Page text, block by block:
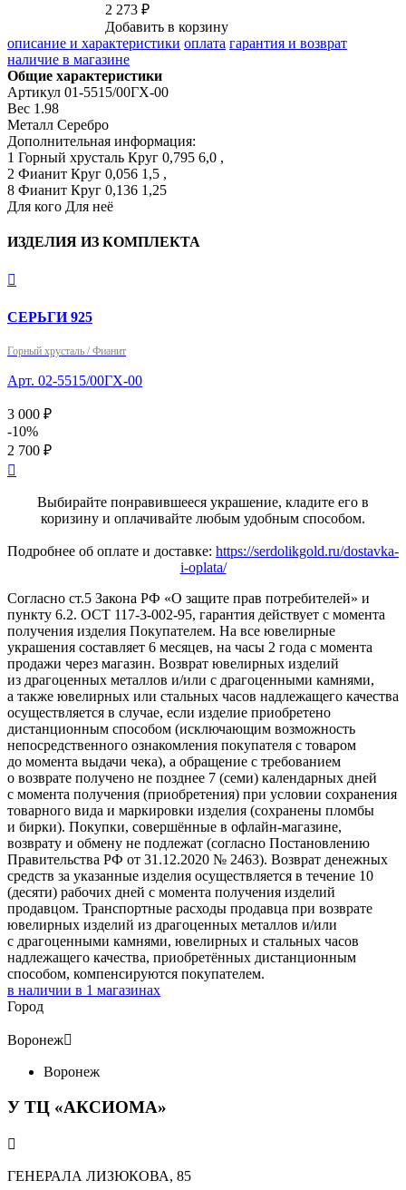
2 273 ₽
Добавить в корзину
описание и характеристики оплата гарантия и возврат
наличие в магазине
Общие характеристики
Артикул 01-5515/00ГХ-00
Вес 1.98
Металл Серебро
Дополнительная информация:
1 Горный хрусталь Круг 0,795 6,0 ,
2 Фианит Круг 0,056 1,5 ,
8 Фианит Круг 0,136 1,25
Для кого Для неё
ИЗДЕЛИЯ ИЗ КОМПЛЕКТА

СЕРЬГИ 925
Горный хрусталь / Фианит
Арт. 02-5515/00ГХ-00
3 000 ₽
-10%
2 700 ₽

Выбирайте понравившееся украшение, кладите его в
коризину и оплачивайте любым удобным способом.
Подробнее об оплате и доставке: https://serdolikgold.ru/dostavka-
i-oplata/
Согласно ст.5 Закона РФ «О защите прав потребителей» и
пункту 6.2. ОСТ 117-3-002-95, гарантия действует с момента
получения изделия Покупателем. На все ювелирные
украшения составляет 6 месяцев, на часы 2 года с момента
продажи через магазин. Возврат ювелирных изделий
из драгоценных металлов и/или с драгоценными камнями,
а также ювелирных или стальных часов надлежащего качества
осуществляется в случае, если изделие приобретено
дистанционным способом (исключающим возможность
непосредственного ознакомления покупателя с товаром
до момента выдачи чека), а обращение с требованием
о возврате получено не позднее 7 (семи) календарных дней
с момента получения (приобретения) при условии сохранения
товарного вида и маркировки изделия (сохранены пломбы
и бирки). Покупки, совершённые в офлайн-магазине,
возврату и обмену не подлежат (согласно Постановлению
Правительства РФ от 31.12.2020 № 2463). Возврат денежных
средств за указанные изделия осуществляется в течение 10
(десяти) рабочих дней с момента получения изделий
продавцом. Транспортные расходы продавца при возврате
ювелирных изделий из драгоценных металлов и/или
с драгоценными камнями, ювелирных и стальных часов
надлежащего качества, приобретённых дистанционным
способом, компенсируются покупателем.
в наличии в 1 магазинах
Город
Воронеж
Воронеж
У ТЦ «АКСИОМА»

ГЕНЕРАЛА ЛИЗЮКОВА, 85